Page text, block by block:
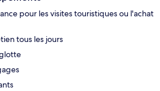
pour les visites touristiques ou l'achat
tous les jours